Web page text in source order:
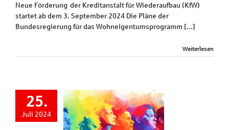
Neue Förderung der Kreditanstalt für Wiederaufbau (KfW)
startet ab dem 3. September 2024 Die Pläne der
Bundesregierung für das Wohneigentumsprogramm [...]
Weiterlesen
25.
Juli 2024